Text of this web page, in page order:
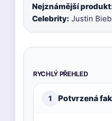
Nejznámější
Celebrity: Justin
RYCHLÝ PŘEHLED
1 Potvrzená